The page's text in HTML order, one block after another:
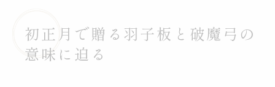
初正月で贈る羽子板と破魔弓の
意味に迫る